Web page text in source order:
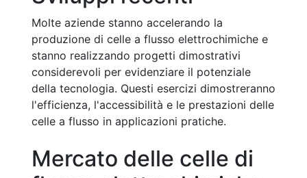
Molte aziende stanno accelerando la
produzione di celle a flusso elettrochimiche e
stanno realizzando progetti dimostrativi
considerevoli per evidenziare il potenziale
della tecnologia. Questi esercizi dimostreranno
l'efficienza, l'accessibilità e le prestazioni delle
celle a flusso in applicazioni pratiche.
Mercato delle celle di